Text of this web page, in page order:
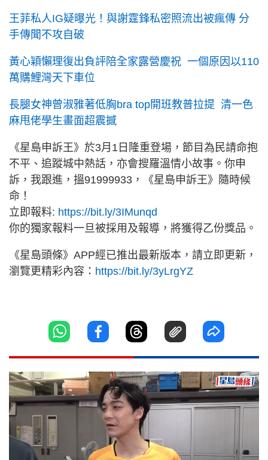
王菲私人IG疑曝光！與謝霆鋒私密照流出被瘋傳 分
手傳聞不攻自破
黃心穎懶理復出負評陪全家露營慶祝 一個原因以110
萬購鯉灣天下車位
長腿女神曾淑雅著低胸bra top開班教普拉提 清一色
麻甩佬學生畫面超震撼
《星島申訴王》於3月1日隆重登場，節目為民請命抱
不平、追蹤城中熱話，亦會搜羅溫情小故事。你申
訴，我跟進，搵91999933，《星島申訴王》隨時候
命！
立即報料: https://bit.ly/3IMunqd
你的獨家報料一旦被採用及報導，將獲得乙份獎品。
《星島頭條》APP經已推出最新版本，請立即更新，
瀏覽更精彩內容： https://bit.ly/3yLrgYZ